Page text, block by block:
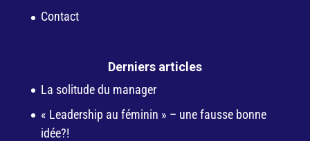
Contact
Derniers articles
La solitude du manager
« Leadership au féminin » – une fausse bonne
idée?!